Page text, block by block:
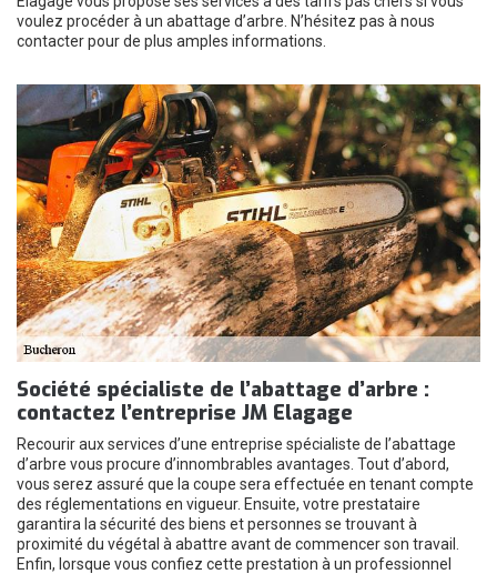
voulez procéder à un abattage d’arbre. N’hésitez pas à nous
contacter pour de plus amples informations.
Société spécialiste de l’abattage d’arbre :
contactez l’entreprise JM Elagage
Recourir aux services d’une entreprise spécialiste de l’abattage
d’arbre vous procure d’innombrables avantages. Tout d’abord,
vous serez assuré que la coupe sera effectuée en tenant compte
des réglementations en vigueur. Ensuite, votre prestataire
garantira la sécurité des biens et personnes se trouvant à
proximité du végétal à abattre avant de commencer son travail.
Enfin, lorsque vous confiez cette prestation à un professionnel